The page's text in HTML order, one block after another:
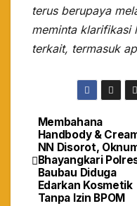
terus berupaya
meminta klarifikasi
terkait, termasuk
Navigasi
pos
Membahana
Handbody &
NN Disorot,
Bhayangkari
Baubau Diduga
Edarkan Kosmetik
Tanpa Izin BPOM